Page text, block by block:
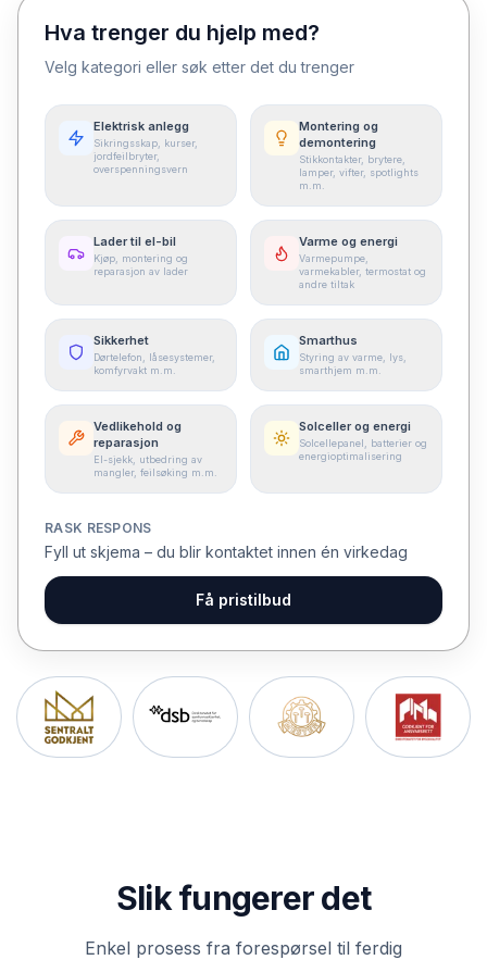
Hva trenger du hjelp med?
Velg kategori eller søk etter det du trenger
Elektrisk anlegg
Sikringsskap, kurser,
jordfeilbryter,
overspenningsvern
Montering og
demontering
Stikkontakter, brytere,
lamper, vifter, spotlights
m.m.
Lader til el-bil
Kjøp, montering og
reparasjon av lader
Varme og energi
Varmepumpe,
varmekabler, termostat og
andre tiltak
Sikkerhet
Dørtelefon, låsesystemer,
komfyrvakt m.m.
Smarthus
Styring av varme, lys,
smarthjem m.m.
Vedlikehold og
reparasjon
El-sjekk, utbedring av
mangler, feilsøking m.m.
Solceller og energi
Solcellepanel, batterier og
energioptimalisering
RASK RESPONS
Fyll ut skjema – du blir kontaktet innen én virkedag
Få pristilbud
Slik fungerer det
Enkel prosess fra forespørsel til ferdig